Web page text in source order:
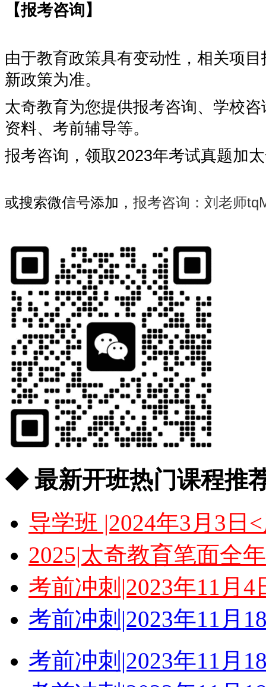
【报考咨询】
由于教育政策具有变动性，相关项
新政策为准。
太奇教育为您提供报考咨询、学校
资料、考前辅导等。
报考咨询，领取2023年考试真题加
或搜索微信号添加， 报考咨询：刘老师
◆ 最新开班热门课程推
导学班 |2024年3月3日
2025|太奇教育笔面全
考前冲刺|2023年11月
考前冲刺|2023年11月
考前冲刺|2023年11月